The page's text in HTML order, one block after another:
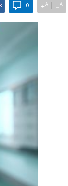
0 +A −A